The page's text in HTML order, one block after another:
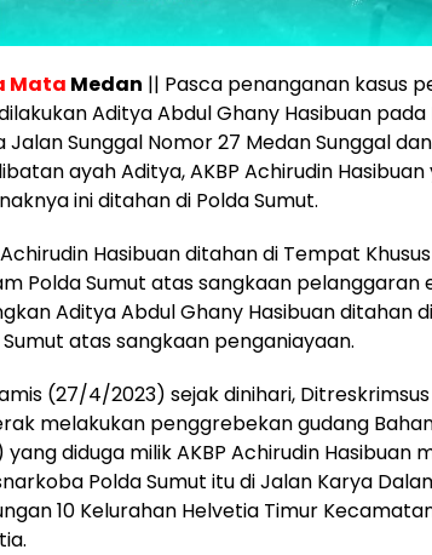
Mata Medan || Pasca penanganan kasus
Aditya Abdul Ghany Hasibuan pada
Jalan Sunggal Nomor 27 Medan Sunggal
ayah Aditya, AKBP Achirudin
ini ditahan di Polda Sumut.
Achirudin Hasibuan ditahan di Tempat
Polda Sumut atas sangkaan pelanggaran
Aditya Abdul Ghany Hasibuan ditahan
Sumut atas sangkaan penganiayaan.
(27/4/2023) sejak dinihari,
melakukan penggrebekan gudang
yang diduga milik AKBP Achirudin Hasibuan
Polda Sumut itu di Jalan Karya
10 Kelurahan Helvetia Timur